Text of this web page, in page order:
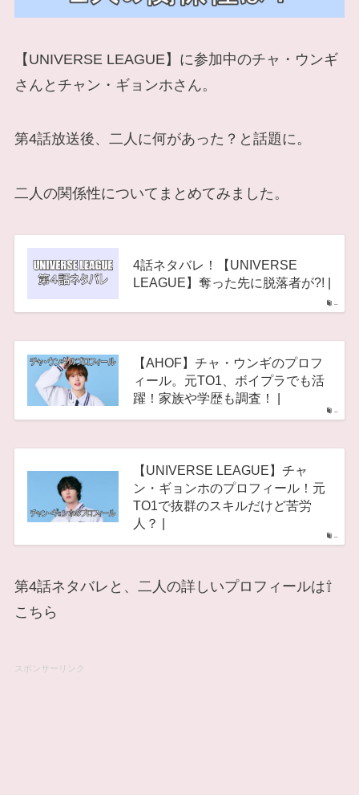
【UNIVERSE LEAGUE】に参加中のチャ・ウンギ
さんとチャン・ギョンホさん。
第4話放送後、二人に何があった？と話題に。
二人の関係性についてまとめてみました。
–
4話ネタバレ！【UNIVERSE
LEAGUE】奪った先に脱落者が?! |
–
【AHOF】チャ・ウンギのプロフ
ィール。元TO1、ボイプラでも活
躍！家族や学歴も調査！ |
–
【UNIVERSE LEAGUE】チャ
ン・ギョンホのプロフィール！元
TO1で抜群のスキルだけど苦労
人？ |
第4話ネタバレと、二人の詳しいプロフィールは⇧
こちら
スポンサーリンク